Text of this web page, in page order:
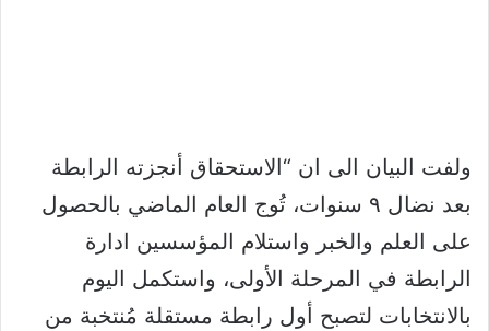
ولفت البيان الى ان “الاستحقاق أنجزته الرابطة
بعد نضال ٩ سنوات، تُوج العام الماضي بالحصول
على العلم والخبر واستلام المؤسسين ادارة
الرابطة في المرحلة الأولى، واستكمل اليوم
بالانتخابات لتصبح أول رابطة مستقلة مُنتخبة من